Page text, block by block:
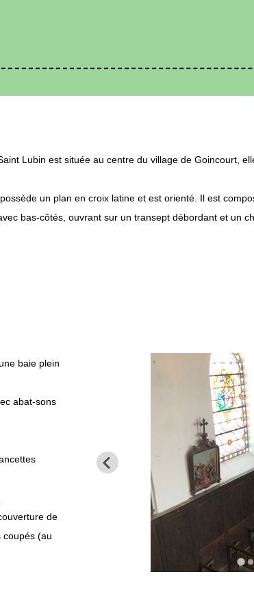
Lubin est située au centre du village de Goincourt,
possède un plan en croix latine et est orienté. Il est
bas-côtés, ouvrant sur un transept débordant et un
baie plein
abat-sons
de
coupés (au